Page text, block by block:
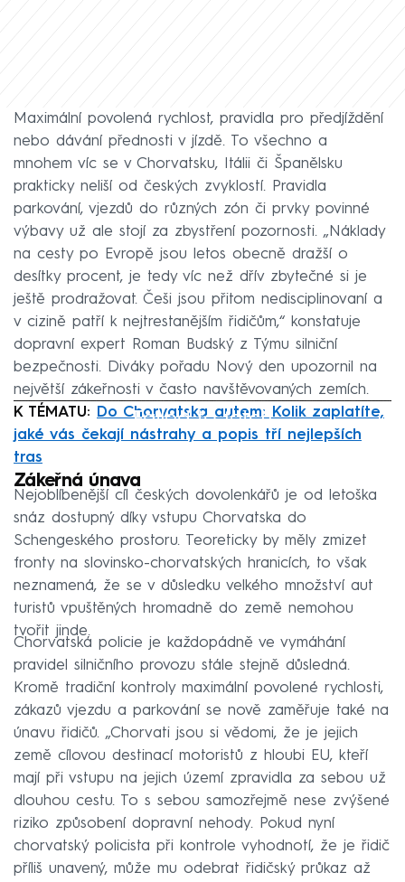
Maximální povolená rychlost, pravidla pro předjíždění
nebo dávání přednosti v jízdě. To všechno a
mnohem víc se v Chorvatsku, Itálii či Španělsku
prakticky neliší od českých zvyklostí. Pravidla
parkování, vjezdů do různých zón či prvky povinné
výbavy už ale stojí za zbystření pozornosti. „Náklady
na cesty po Evropě jsou letos obecně dražší o
desítky procent, je tedy víc než dřív zbytečné si je
ještě prodražovat. Češi jsou přitom nedisciplinovaní a
v cizině patří k nejtrestanějším řidičům,“ konstatuje
dopravní expert Roman Budský z Týmu silniční
bezpečnosti. Diváky pořadu Nový den upozornil na
největší zákeřnosti v často navštěvovaných zemích.
Failed to fetch
K TÉMATU:
Do Chorvatska autem: Kolik zaplatíte,
jaké vás čekají nástrahy a popis tří nejlepších
tras
Zákeřná únava
Nejoblíbenější cíl českých dovolenkářů je od letoška
snáz dostupný díky vstupu Chorvatska do
Schengeského prostoru. Teoreticky by měly zmizet
fronty na slovinsko-chorvatských hranicích, to však
neznamená, že se v důsledku velkého množství aut
turistů vpuštěných hromadně do země nemohou
tvořit jinde.
Chorvatská policie je každopádně ve vymáhání
pravidel silničního provozu stále stejně důsledná.
Kromě tradiční kontroly maximální povolené rychlosti,
zákazů vjezdu a parkování se nově zaměřuje také na
únavu řidičů. „Chorvati jsou si vědomi, že je jejich
země cílovou destinací motoristů z hloubi EU, kteří
mají při vstupu na jejich území zpravidla za sebou už
dlouhou cestu. To s sebou samozřejmě nese zvýšené
riziko způsobení dopravní nehody. Pokud nyní
chorvatský policista při kontrole vyhodnotí, že je řidič
příliš unavený, může mu odebrat řidičský průkaz až